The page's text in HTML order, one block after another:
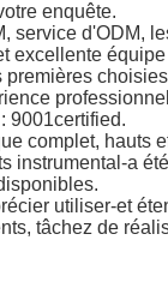
enquête.
service d'ODM,
excellente
9001certified.
complet, hauts
instrumental-a
utiliser-et
tâchez de